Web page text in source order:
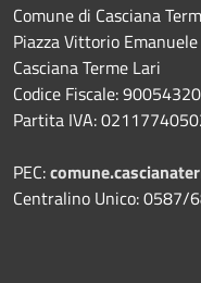
Comune di Casciana
Piazza Vittorio
Casciana Terme Lari
Codice Fiscale:
Partita IVA:
PEC:
Centralino Unico: 0587/